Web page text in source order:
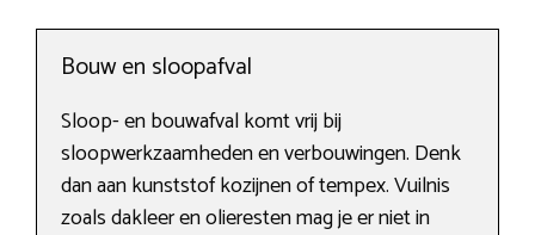
Bouw en sloopafval
Sloop- en bouwafval komt vrij bij
sloopwerkzaamheden en verbouwingen. Denk
dan aan kunststof kozijnen of tempex. Vuilnis
zoals dakleer en olieresten mag je er niet in